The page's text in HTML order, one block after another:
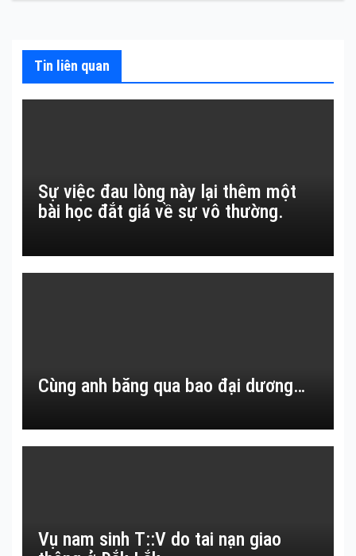
viết
Tin liên quan
Sự việc đau lòng này lại thêm một
bài học đắt giá về sự vô thường.
Cùng anh băng qua bao đại dương…
Vụ nam sinh T::V do tai nạn giao